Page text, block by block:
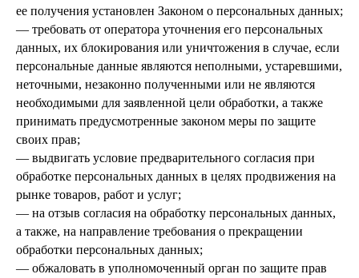
ее получения установлен Законом о персональных данных;
— требовать от оператора уточнения его персональных
данных, их блокирования или уничтожения в случае, если
персональные данные являются неполными, устаревшими,
неточными, незаконно полученными или не являются
необходимыми для заявленной цели обработки, а также
принимать предусмотренные законом меры по защите
своих прав;
— выдвигать условие предварительного согласия при
обработке персональных данных в целях продвижения на
рынке товаров, работ и услуг;
— на отзыв согласия на обработку персональных данных,
а также, на направление требования о прекращении
обработки персональных данных;
— обжаловать в уполномоченный орган по защите прав